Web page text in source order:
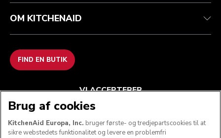
OM KITCHENAID
FIND EN BUTIK
VI ACCEPTERER
Brug af cookies
KitchenAid Europa, Inc. bruger første- og tredjepartscookies til at
sikre webstedets funktionalitet og levere en problemfri